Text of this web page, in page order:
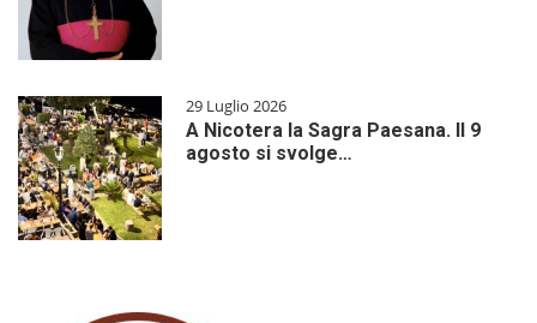
29 Luglio 2026
A Nicotera la Sagra Paesana. Il 9
agosto si svolge…